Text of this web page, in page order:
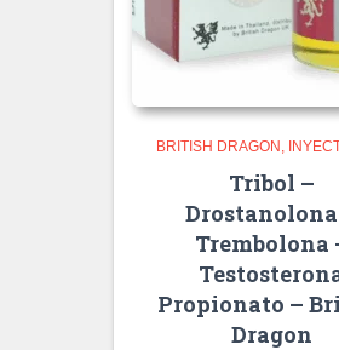
BRITISH DRAGON
Tribol –
Trembolona
Propionato –
Dragon